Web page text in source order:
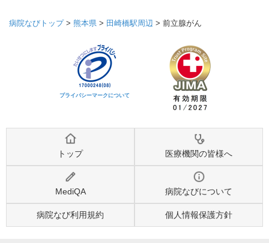
病院なびトップ> 熊本県 > 田崎橋駅周辺 > 前立腺がん
プライバシーマークについて
トップ 医療機関の皆様へ
MediQA 病院なびについて
病院なび利用規約 個人情報保護方針